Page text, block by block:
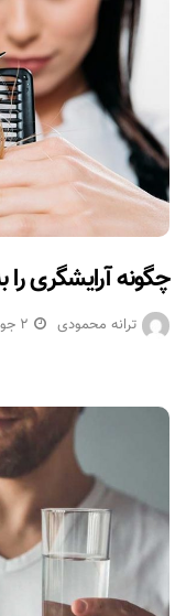
چگونه آرایشگری
ترانه محمودی 2 جولای 2022